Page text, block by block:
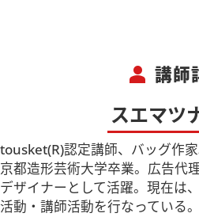
person 講師
スエマツ
tousket(R)認定講師、バッグ作家
京都造形芸術大学卒業。広告代
デザイナーとして活躍。現在は
活動・講師活動を行なっている。